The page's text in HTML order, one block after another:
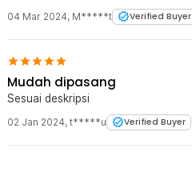
04 Mar 2024, M*****t Verified Buyer
Mudah dipasang
Sesuai deskripsi
02 Jan 2024, t*****u Verified Buyer